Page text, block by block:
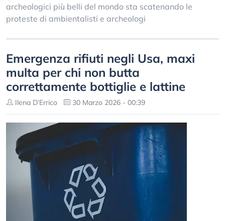
archeologici più belli del mondo sta scatenando le
proteste di ambientalisti e archeologi
Emergenza rifiuti negli Usa, maxi
multa per chi non butta
correttamente bottiglie e lattine
Ilena D’Errico 30 Marzo 2026 - 00:39